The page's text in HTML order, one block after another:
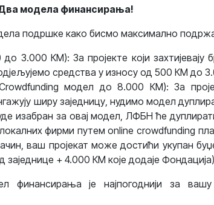
Два модела финансирања!
подршке како бисмо максимално
3.000 КМ): За пројекте који захтијевају
средства у износу од 500 КМ до
модел до 8.000 КМ): За
ширу заједницу, нудимо модел
изабран за овај модел, ЛФБН ће
фирми путем online crowdfunding
ваш пројекат може достићи укупан
+ 4.000 КМ које додаје
финансирања је најпогоднији за вашу